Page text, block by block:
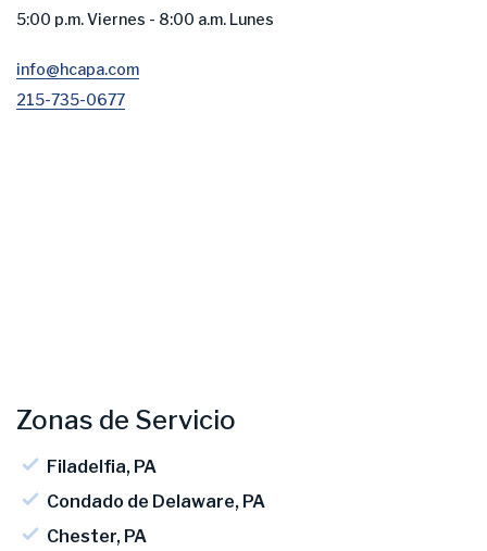
5:00 p.m. Viernes - 8:00 a.m. Lunes
info@hcapa.com
215-735-0677
Zonas de Servicio
Filadelfia, PA
Condado de Delaware, PA
Chester, PA